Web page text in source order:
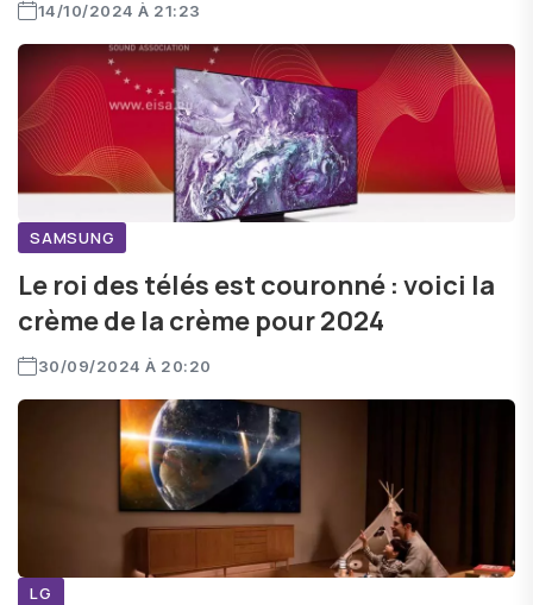
14/10/2024 À 21:23
SAMSUNG
Le roi des télés est couronné : voici la
crème de la crème pour 2024
30/09/2024 À 20:20
LG